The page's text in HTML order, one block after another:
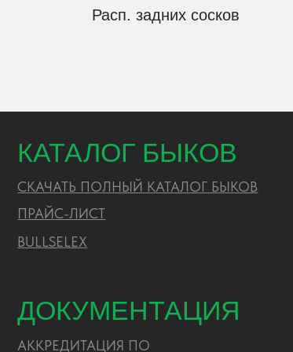
Расп. задних сосков
ПОЛИТИКА ОБРАБОТКИ ПЕРСОНАЛЬНЫХ ДАННЫХ
РИСЦ
ПРАЙС-ЛИСТ